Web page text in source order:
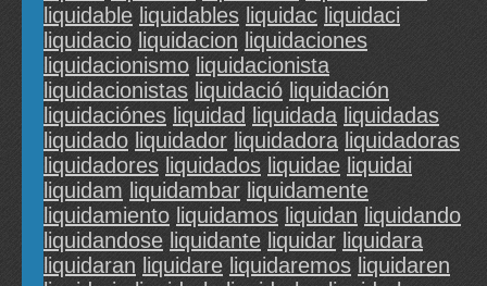
liquidable liquidables liquidac liquidaci
liquidacio liquidacion liquidaciones
liquidacionismo liquidacionista
liquidacionistas liquidació liquidación
liquidaciónes liquidad liquidada liquidadas
liquidado liquidador liquidadora liquidadoras
liquidadores liquidados liquidae liquidai
liquidam liquidambar liquidamente
liquidamiento liquidamos liquidan liquidando
liquidandose liquidante liquidar liquidara
liquidaran liquidare liquidaremos liquidaren